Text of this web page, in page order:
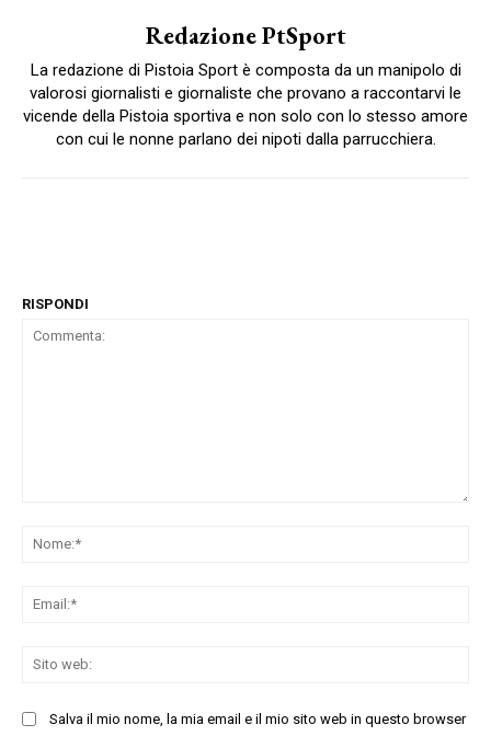
Redazione PtSport
La redazione di Pistoia Sport è composta da un manipolo di
valorosi giornalisti e giornaliste che provano a raccontarvi le
vicende della Pistoia sportiva e non solo con lo stesso amore
con cui le nonne parlano dei nipoti dalla parrucchiera.
RISPONDI
Salva il mio nome, la mia email e il mio sito web in questo browser